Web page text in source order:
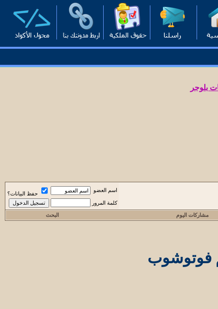
بلوجر
اسم العضو
حفظ البيانات؟
كلمة المرور
مشاركات اليوم البحث
فوتوشوب